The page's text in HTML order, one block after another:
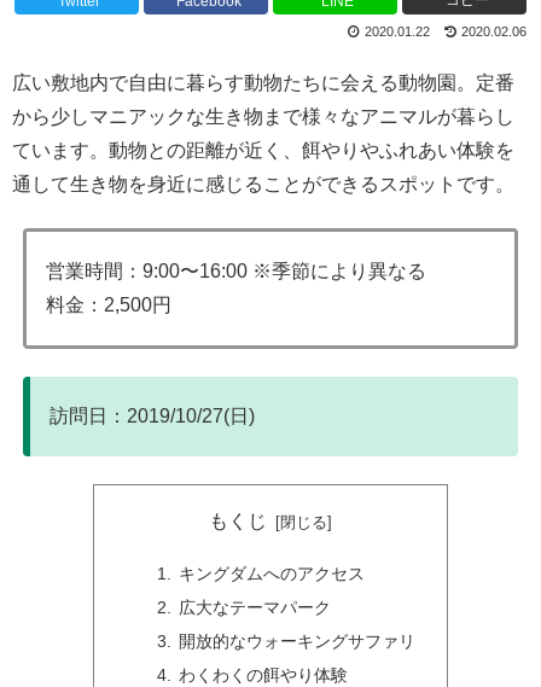
2020.02.06
2020.01.22
広い敷地内で自由に暮らす動物たちに会える動物園。定番
から少しマニアックな生き物まで様々なアニマルが暮らし
ています。動物との距離が近く、餌やりやふれあい体験を
通して生き物を身近に感じることができるスポットです。
営業時間：9:00〜16:00 ※季節により異なる
料金：2,500円
訪問日：2019/10/27(日)
もくじ
キングダムへのアクセス
広大なテーマパーク
開放的なウォーキングサファリ
わくわくの餌やり体験